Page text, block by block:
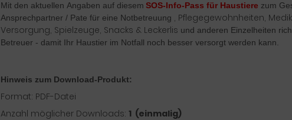
Mit den aktuellen Angaben auf diesem SOS-Info-Pass für Haustiere zum
Ansprechpartner / Pate für eine Notbetreuung , Pflegegewohnheiten,
Versorgung, Spielzeuge, Snacks & Leckerlis und anderen Einzelheiten
Betreuer - damit Ihr Haustier im Notfall noch besser versorgt werden kann.
Hinweis zum Download-Produkt:
Format: PDF-Datei
Anzahl möglicher Downloads: 1 (einmalig)